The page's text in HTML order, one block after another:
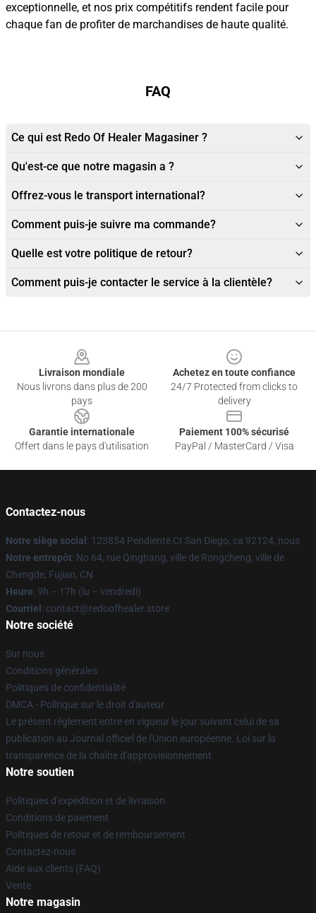
exceptionnelle, et nos prix compétitifs rendent facile pour
chaque fan de profiter de marchandises de haute qualité.
FAQ
Ce qui est Redo Of Healer Magasiner ?
Qu'est-ce que notre magasin a ?
Offrez-vous le transport international?
Comment puis-je suivre ma commande?
Quelle est votre politique de retour?
Comment puis-je contacter le service à la clientèle?
Livraison mondiale
Nous livrons dans plus de 200
pays
Achetez en toute confiance
24/7 Protected from clicks to
delivery
Garantie internationale
Offert dans le pays d'utilisation
Paiement 100% sécurisé
PayPal / MasterCard / Visa
Contactez-nous
Notre siège social : 123854 Pendiente Ct San Diego, ca 92124, nous
Notre entrepôt: No 64, rue Qinghang, ville de Rongcheng, ville de
Chengde, Fujian, CN
Heure: 9h – 17h (lu – vendredi)
Courriel : contact@redoofhealer.store
Notre société
Sur nous
Conditions générales
Politiques de confidentialité
DMCA - Politique sur le droit d'auteur
Le présent règlement entre en vigueur le jour suivant celui de sa
publication au Journal officiel de l'Union européenne. Loi sur la
transparence de la chaîne d'approvisionnement
Notre soutien
Politiques d'expédition et de livraison
Conditions de paiement
Politiques de retour et de remboursement
Contactez-nous
Aide aux clients (FAQ)
Vente
Notre magasin